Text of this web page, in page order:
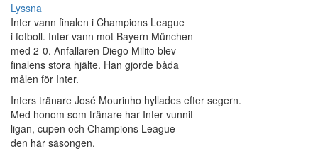
Lyssna
Inter vann finalen i Champions League
i fotboll. Inter vann mot Bayern München
med 2-0. Anfallaren Diego Milito blev
finalens stora hjälte. Han gjorde båda
målen för Inter.
Inters tränare José Mourinho hyllades efter segern.
Med honom som tränare har Inter vunnit
ligan, cupen och Champions League
den här säsongen.